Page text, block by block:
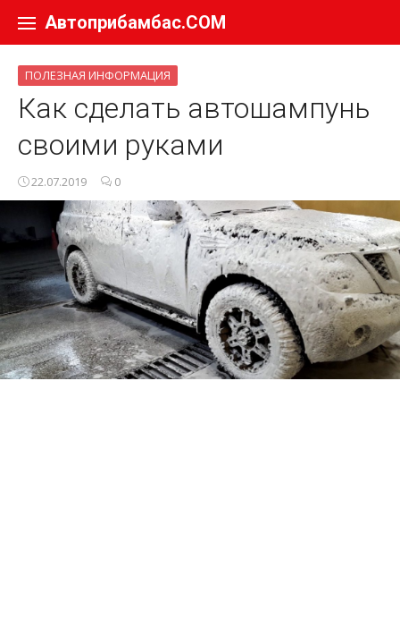
Автоприбамбас.COM
ПОЛЕЗНАЯ ИНФОРМАЦИЯ
Как сделать автошампунь
своими руками
22.07.2019 0